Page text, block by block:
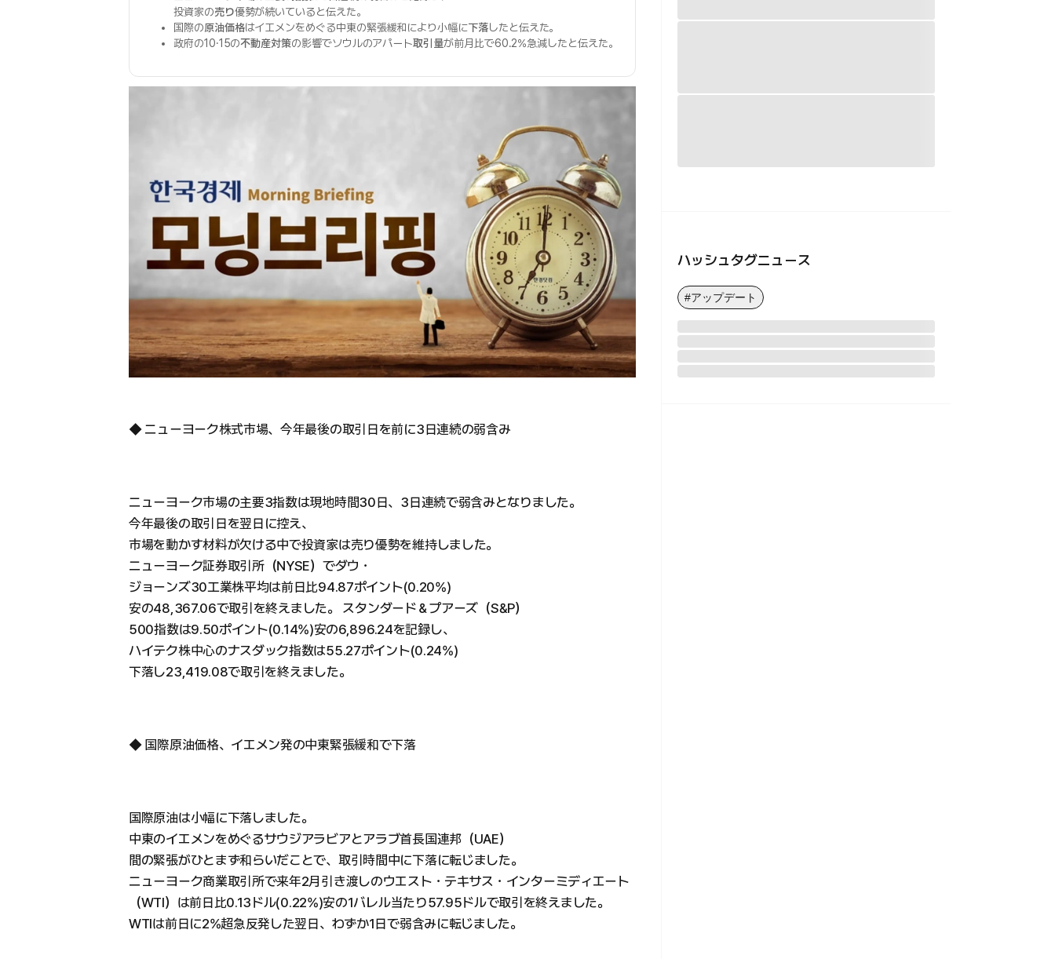
投資家の売り優勢が続いていると伝えた。
国際の原油価格はイエメンをめぐる中東の緊張緩和により小幅に下落したと伝えた。
政府の10·15の不動産対策の影響でソウルのアパート取引量が前月比で60.2%急減したと伝えた。
◆ ニューヨーク株式市場、今年最後の取引日を前に3日連続の弱含み
ニューヨーク市場の主要3指数は現地時間30日、3日連続で弱含みとなりました。
今年最後の取引日を翌日に控え、
市場を動かす材料が欠ける中で投資家は売り優勢を維持しました。
ニューヨーク証券取引所（NYSE）でダウ・
ジョーンズ30工業株平均は前日比94.87ポイント(0.20%)
安の48,367.06で取引を終えました。 スタンダード＆プアーズ（S&P）
500指数は9.50ポイント(0.14%)安の6,896.24を記録し、
ハイテク株中心のナスダック指数は55.27ポイント(0.24%)
下落し23,419.08で取引を終えました。
◆ 国際原油価格、イエメン発の中東緊張緩和で下落
国際原油は小幅に下落しました。
中東のイエメンをめぐるサウジアラビアとアラブ首長国連邦（UAE）
間の緊張がひとまず和らいだことで、取引時間中に下落に転じました。
ニューヨーク商業取引所で来年2月引き渡しのウエスト・テキサス・インターミディエート
（WTI）は前日比0.13ドル(0.22%)安の1バレル当たり57.95ドルで取引を終えました。
WTIは前日に2%超急反発した翌日、わずか1日で弱含みに転じました。
ハッシュタグニュース
#アップデート